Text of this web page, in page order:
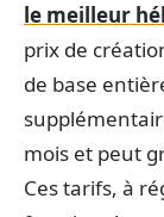
le meilleur
prix de
de base
mois et peut
Ces tarifs, à